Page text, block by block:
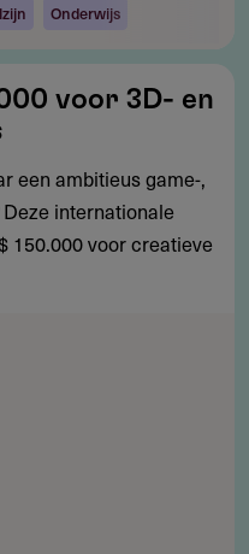
Onderwijs
voor 3D- en
een ambitieus game-,
internationale
150.000 voor creatieve